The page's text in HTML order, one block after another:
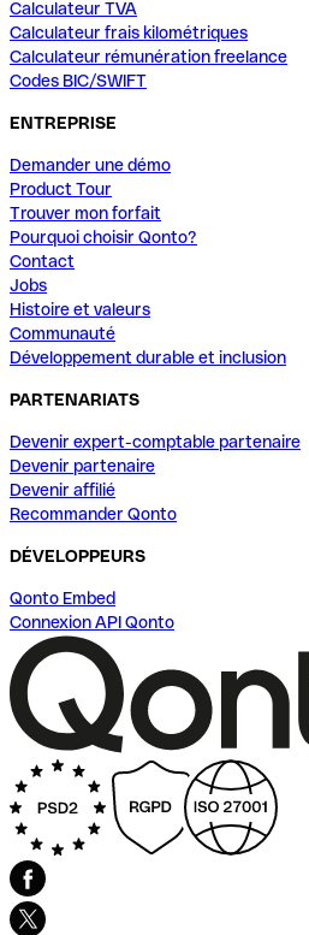
Calculateur TVA
Calculateur frais kilométriques
Calculateur rémunération freelance
Codes BIC/SWIFT
ENTREPRISE
Demander une démo
Product Tour
Trouver mon forfait
Pourquoi choisir Qonto?
Contact
Jobs
Histoire et valeurs
Communauté
Développement durable et inclusion
PARTENARIATS
Devenir expert-comptable partenaire
Devenir partenaire
Devenir affilié
Recommander Qonto
DÉVELOPPEURS
Qonto Embed
Connexion API Qonto